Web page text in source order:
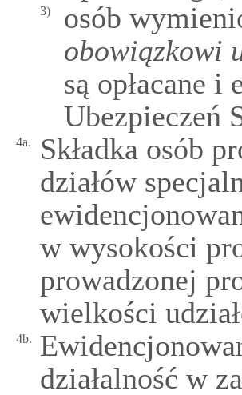
3) osób
obowiązkowi
są opłacane i
Ubezpieczeń
4a.
Składka osób
działów
w wysokości
prowadzonej
wielkości
4b.
działalność w